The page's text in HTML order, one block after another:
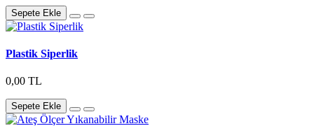
Sepete Ekle
Plastik Siperlik
0,00 TL
Sepete Ekle